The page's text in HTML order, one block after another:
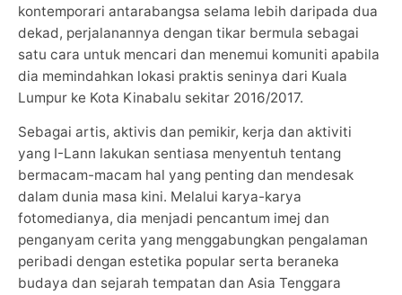
kontemporari antarabangsa selama lebih daripada dua
dekad, perjalanannya dengan tikar bermula sebagai
satu cara untuk mencari dan menemui komuniti apabila
dia memindahkan lokasi praktis seninya dari Kuala
Lumpur ke Kota Kinabalu sekitar 2016/2017.
Sebagai artis, aktivis dan pemikir, kerja dan aktiviti
yang I-Lann lakukan sentiasa menyentuh tentang
bermacam-macam hal yang penting dan mendesak
dalam dunia masa kini. Melalui karya-karya
fotomedianya, dia menjadi pencantum imej dan
penganyam cerita yang menggabungkan pengalaman
peribadi dengan estetika popular serta beraneka
budaya dan sejarah tempatan dan Asia Tenggara